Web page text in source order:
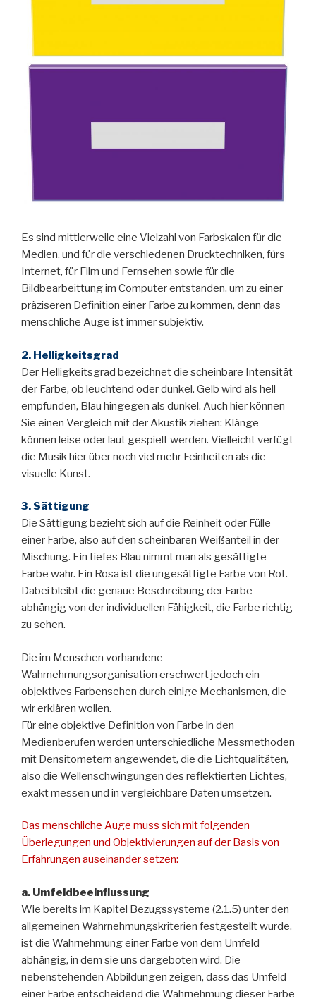
Es sind mittlerweile eine Vielzahl von Farbskalen für die
Medien, und für die verschiedenen Drucktechniken, fürs
Internet, für Film und Fernsehen sowie für die
Bildbearbeittung im Computer entstanden, um zu einer
präziseren Definition einer Farbe zu kommen, denn das
menschliche Auge ist immer subjektiv.
2. Helligkeitsgrad
Der Helligkeitsgrad bezeichnet die scheinbare Intensität
der Farbe, ob leuchtend oder dunkel. Gelb wird als hell
empfunden, Blau hingegen als dunkel. Auch hier können
Sie einen Vergleich mit der Akustik ziehen: Klänge
können leise oder laut gespielt werden. Vielleicht verfügt
die Musik hier über noch viel mehr Feinheiten als die
visuelle Kunst.
3. Sättigung
Die Sättigung bezieht sich auf die Reinheit oder Fülle
einer Farbe, also auf den scheinbaren Weißanteil in der
Mischung. Ein tiefes Blau nimmt man als gesättigte
Farbe wahr. Ein Rosa ist die ungesättigte Farbe von Rot.
Dabei bleibt die genaue Beschreibung der Farbe
abhängig von der individuellen Fähigkeit, die Farbe richtig
zu sehen.
Die im Menschen vorhandene
Wahrnehmungsorganisation erschwert jedoch ein
objektives Farbensehen durch einige Mechanismen, die
wir erklären wollen.
Für eine objektive Definition von Farbe in den
Medienberufen werden unterschiedliche Messmethoden
mit Densitometern angewendet, die die Lichtqualitäten,
also die Wellenschwingungen des reflektierten Lichtes,
exakt messen und in vergleichbare Daten umsetzen.
Das menschliche Auge muss sich mit folgenden
Überlegungen und Objektivierungen auf der Basis von
Erfahrungen auseinander setzen:
a. Umfeldbeeinflussung
Wie bereits im Kapitel Bezugssysteme (2.1.5) unter den
allgemeinen Wahrnehmungskriterien festgestellt wurde,
ist die Wahrnehmung einer Farbe von dem Umfeld
abhängig, in dem sie uns dargeboten wird. Die
nebenstehenden Abbildungen zeigen, dass das Umfeld
einer Farbe entscheidend die Wahrnehmung dieser Farbe